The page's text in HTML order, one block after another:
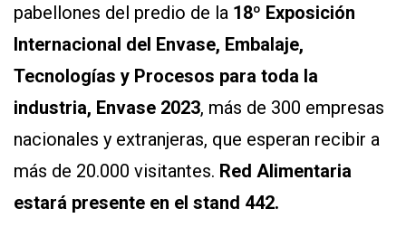
SITIO
PARA
pabellones del predio de la 18º Exposición
Internacional del Envase, Embalaje,
Tecnologías y Procesos para toda la
industria, Envase 2023, más de 300 empresas
nacionales y extranjeras, que esperan recibir a
más de 20.000 visitantes. Red Alimentaria
estará presente en el stand 442.